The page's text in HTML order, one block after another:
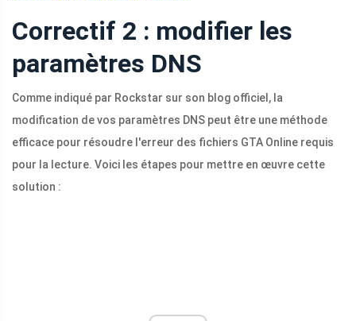
Correctif 2 : modifier les
paramètres DNS
Comme indiqué par Rockstar sur son blog officiel, la
modification de vos paramètres DNS peut être une méthode
efficace pour résoudre l'erreur des fichiers GTA Online requis
pour la lecture. Voici les étapes pour mettre en œuvre cette
solution :